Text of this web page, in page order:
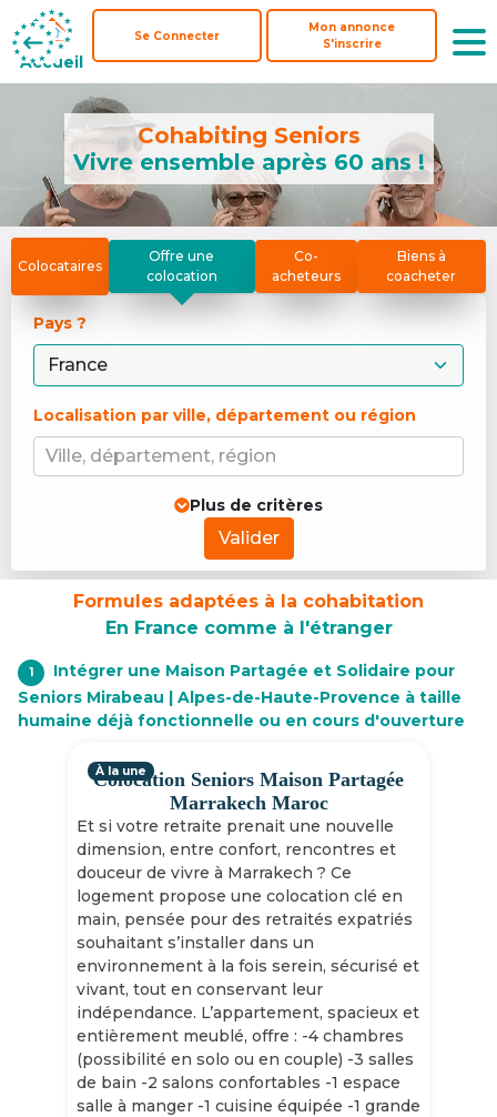
Accueil
Se Connecter
Mon annonce
S'inscrire
Accueil
Se Connecter
Mon annonce
S'inscrire
Cohabiting Seniors
Vivre ensemble après 60 ans !
Colocataires
Offre une
colocation
Co-
acheteurs
Biens à
coacheter
Pays ?
Localisation par ville, département ou région
Ville, département, région
Plus de critères
Valider
Formules adaptées à la cohabitation
En France comme à l'étranger
1
Intégrer une Maison Partagée et Solidaire pour
Seniors Mirabeau | Alpes-de-Haute-Provence à taille
humaine déjà fonctionnelle ou en cours d'ouverture
Colocation Seniors Maison Partagée
Marrakech Maroc
Et si votre retraite prenait une nouvelle
dimension, entre confort, rencontres et
douceur de vivre à Marrakech ? Ce
logement propose une colocation clé en
main, pensée pour des retraités expatriés
souhaitant s’installer dans un
environnement à la fois serein, sécurisé et
vivant, tout en conservant leur
indépendance. L’appartement, spacieux et
entièrement meublé, offre : -4 chambres
(possibilité en solo ou en couple) -3 salles
de bain -2 salons confortables -1 espace
salle à manger -1 cuisine équipée -1 grande
À la une